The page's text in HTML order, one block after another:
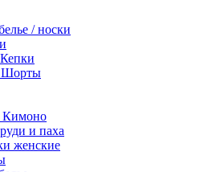
/ носки
Кимоно
и паха
женские